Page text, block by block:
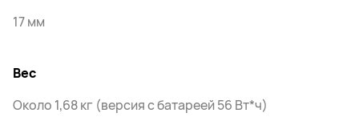
17 мм
Вес
Около 1,68 кг (версия с батареей 56 Вт*ч)